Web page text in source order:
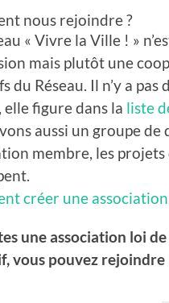
nous rejoindre ?
« Vivre la Ville ! »
mais plutôt une
du Réseau. Il n’y a
elle figure dans la liste
aussi un groupe
membre, les
créer une
une association loi
vous pouvez rejoindre